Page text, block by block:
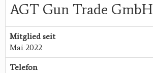
AGT Gun Trade GmbH
Mitglied seit
Mai 2022
Telefon